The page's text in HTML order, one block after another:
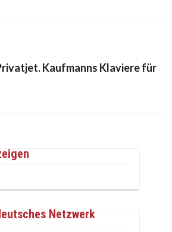
Kaufmanns Klaviere für
Netzwerk